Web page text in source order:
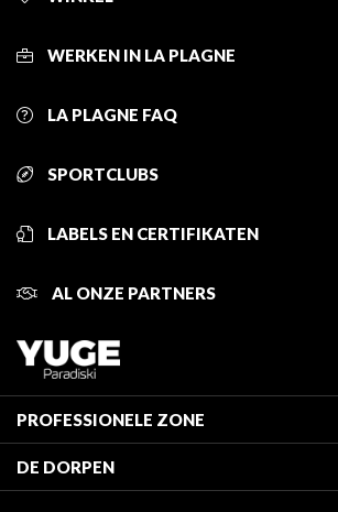
WERKEN IN LA PLAGNE
LA PLAGNE FAQ
SPORTCLUBS
LABELS EN CERTIFIKATEN
AL ONZE PARTNERS
PROFESSIONELE ZONE
Classificatie van de gemeubileerde
DE DORPEN